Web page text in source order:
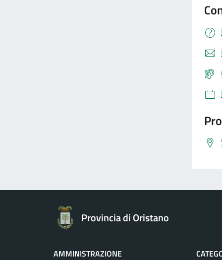
Provincia di Oristano
AMMINISTRAZIONE